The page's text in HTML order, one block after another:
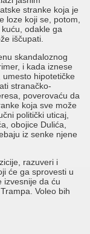
stranke koja je
loze koji se, potom,
odakle ga
iščupati.
skandaloznog
i kada iznese
hipotetičke
stranačko-
poverovaću da
koja sve može
politički uticaj,
obojice Dulića,
iz senke njene
razuveri i
će ga sprovesti u
izvesnije da ću
Voleo bih